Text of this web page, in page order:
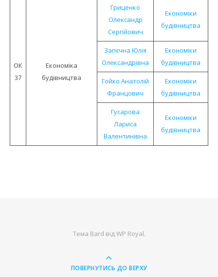
ОК
37
Економiка
будiвництва
Гриценко
Олександр
Сергійович
Економіки
будівництва
Запєчна Юлія
Олександрівна
Економіки
будівництва
Гойко Анатолій
Францович
Економіки
будівництва
Гусарова
Лариса
Валентинівна
Економіки
будівництва
Тема Bard відWP Royal.
ПОВЕРНУТИСЬ ДО ВЕРХУ